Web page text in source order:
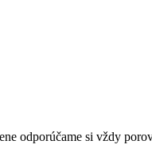
odporúčame si vždy